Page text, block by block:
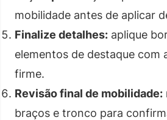
mobilidade antes de aplicar
Finalize detalhes: aplique
elementos de destaque com
firme.
Revisão final de mobilidade:
braços e tronco para